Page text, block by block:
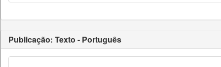
Publicação: Texto - Português